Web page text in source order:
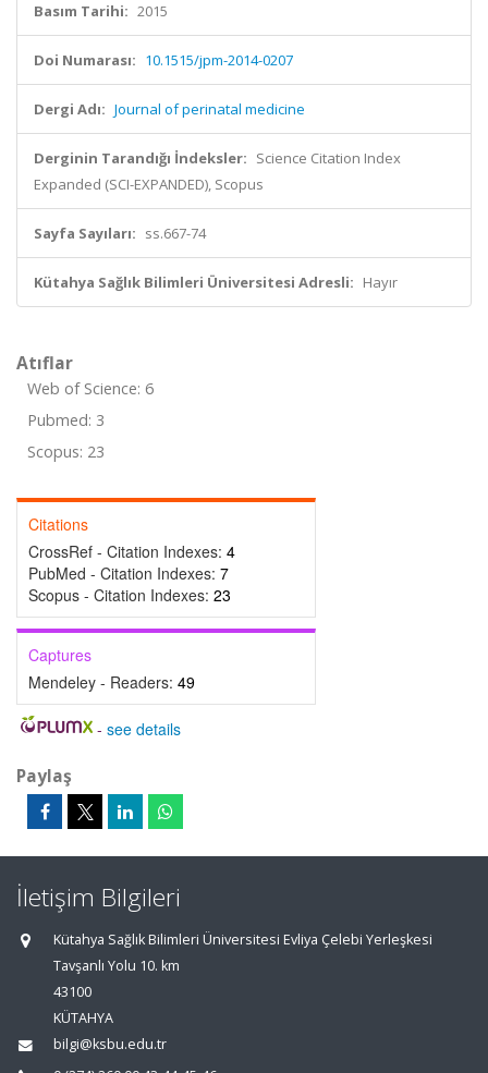
Basım Tarihi: 2015
Doi Numarası: 10.1515/jpm-2014-0207
Dergi Adı: Journal of perinatal medicine
Derginin Tarandığı İndeksler: Science Citation Index
Expanded (SCI-EXPANDED), Scopus
Sayfa Sayıları: ss.667-74
Kütahya Sağlık Bilimleri Üniversitesi Adresli: Hayır
Atıflar
Web of Science: 6
Pubmed: 3
Scopus: 23
Citations
CrossRef - Citation Indexes: 4
PubMed - Citation Indexes: 7
Scopus - Citation Indexes: 23
Captures
Mendeley - Readers: 49
- see details
Paylaş
İletişim Bilgileri
Kütahya Sağlık Bilimleri Üniversitesi Evliya Çelebi Yerleşkesi
Tavşanlı Yolu 10. km
43100
KÜTAHYA
bilgi@ksbu.edu.tr